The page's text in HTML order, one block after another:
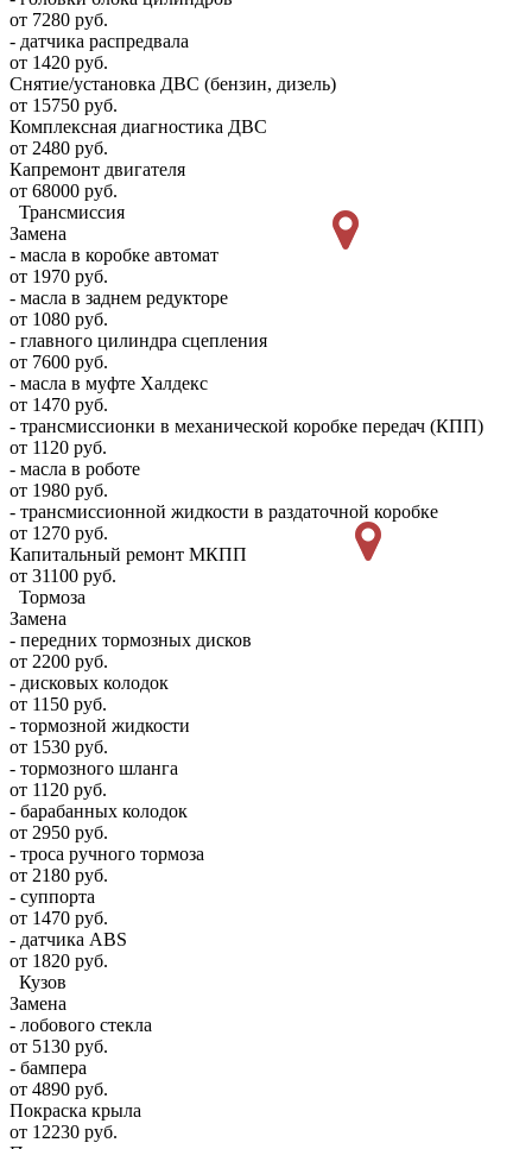
от 7280 руб.
- датчика распредвала
от 1420 руб.
Снятие/установка ДВС (бензин, дизель)
от 15750 руб.
Комплексная диагностика ДВС
от 2480 руб.
Капремонт двигателя
от 68000 руб.
Трансмиссия
Замена
- масла в коробке автомат
от 1970 руб.
- масла в заднем редукторе
от 1080 руб.
- главного цилиндра сцепления
от 7600 руб.
- масла в муфте Халдекс
от 1470 руб.
- трансмиссионки в механической коробке передач (КПП)
от 1120 руб.
- масла в роботе
от 1980 руб.
- трансмиссионной жидкости в раздаточной коробке
от 1270 руб.
Капитальный ремонт МКПП
от 31100 руб.
Тормоза
Замена
- передних тормозных дисков
от 2200 руб.
- дисковых колодок
от 1150 руб.
- тормозной жидкости
от 1530 руб.
- тормозного шланга
от 1120 руб.
- барабанных колодок
от 2950 руб.
- троса ручного тормоза
от 2180 руб.
- суппорта
от 1470 руб.
- датчика ABS
от 1820 руб.
Кузов
Замена
- лобового стекла
от 5130 руб.
- бампера
от 4890 руб.
Покраска крыла
от 12230 руб.